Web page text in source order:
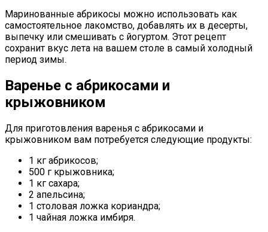
Маринованные абрикосы можно использовать как
самостоятельное лакомство, добавлять их в десерты,
выпечку или смешивать с йогуртом. Этот рецепт
сохранит вкус лета на вашем столе в самый холодный
период зимы.
Варенье с абрикосами и
крыжовником
Для приготовления варенья с абрикосами и
крыжовником вам потребуется следующие продукты:
1 кг абрикосов;
500 г крыжовника;
1 кг сахара;
2 апельсина;
1 столовая ложка кориандра;
1 чайная ложка имбиря.